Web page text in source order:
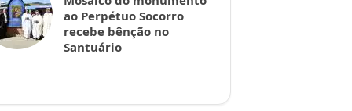
ao Perpétuo Socorro
recebe bênção no
Santuário